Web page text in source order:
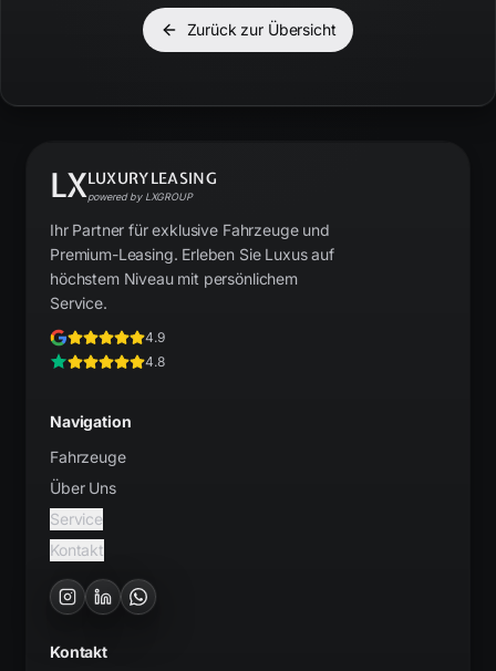
Zurück zur Übersicht
LXLUXURYLEASING
powered by LXGROUP
Ihr Partner für exklusive Fahrzeuge und
Premium-Leasing. Erleben Sie Luxus auf
höchstem Niveau mit persönlichem
Service.
4.9
4.8
Navigation
Fahrzeuge
Über Uns
Service
Kontakt
Kontakt